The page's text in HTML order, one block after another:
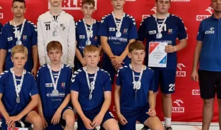
MOSiR
Kętrzyn